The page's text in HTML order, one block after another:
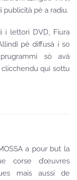
publicità pè a radiu.
i lettori DVD, Fiura
pè diffusà i so
sò avà
clicchendu quì sottu
a pour but la
corse d’œuvres
mais aussi de